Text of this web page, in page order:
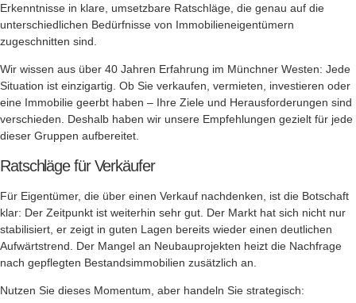
Erkenntnisse in klare, umsetzbare Ratschläge, die genau auf die
unterschiedlichen Bedürfnisse von Immobilieneigentümern
zugeschnitten sind.
Wir wissen aus über 40 Jahren Erfahrung im Münchner Westen: Jede
Situation ist einzigartig. Ob Sie verkaufen, vermieten, investieren oder
eine Immobilie geerbt haben – Ihre Ziele und Herausforderungen sind
verschieden. Deshalb haben wir unsere Empfehlungen gezielt für jede
dieser Gruppen aufbereitet.
Ratschläge für Verkäufer
Für Eigentümer, die über einen Verkauf nachdenken, ist die Botschaft
klar: Der Zeitpunkt ist weiterhin sehr gut. Der Markt hat sich nicht nur
stabilisiert, er zeigt in guten Lagen bereits wieder einen deutlichen
Aufwärtstrend. Der Mangel an Neubauprojekten heizt die Nachfrage
nach gepflegten Bestandsimmobilien zusätzlich an.
Nutzen Sie dieses Momentum, aber handeln Sie strategisch: